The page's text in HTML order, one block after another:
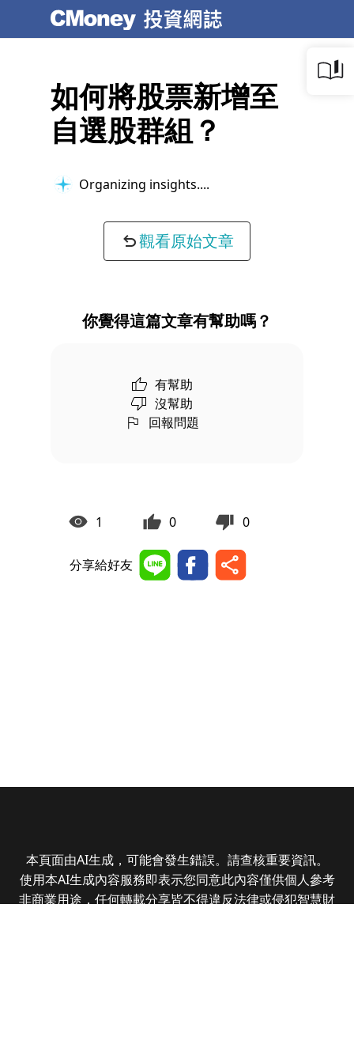
如何將股票新增至
自選股群組？
Organizing insights...
觀看原始文章
你覺得這篇文章有幫助嗎？
有幫助
沒幫助
回報問題
1 0 0
分享給好友
本頁面由AI生成，可能會發生錯誤。請查核重要資訊。
使用本AI生成內容服務即表示您同意此內容僅供個人參考
非商業用途，任何轉載分享皆不得違反法律或侵犯智慧財